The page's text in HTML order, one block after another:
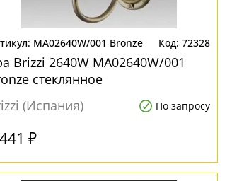
MA02640W/001 Bronze 72328
Brizzi 2640W MA02640W/001
стеклянное
(Испания)
По запросу
₽